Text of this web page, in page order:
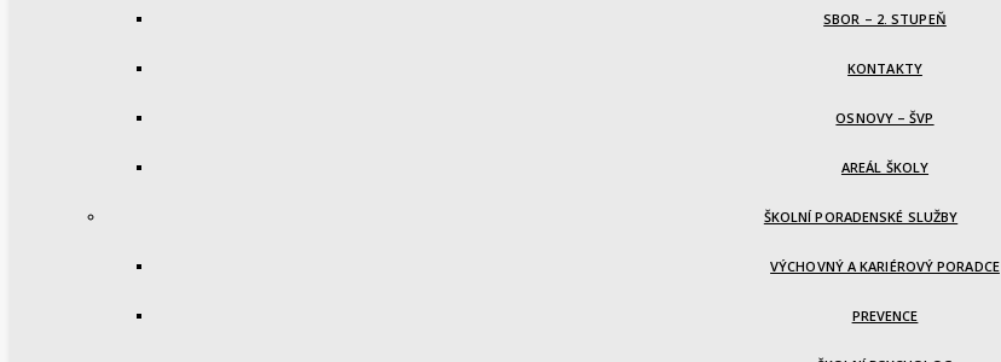
SBOR – 2. STUPEŇ
KONTAKTY
OSNOVY – ŠVP
AREÁL ŠKOLY
ŠKOLNÍ PORADENSKÉ SLUŽBY
VÝCHOVNÝ A KARIÉROVÝ PORADCE
PREVENCE